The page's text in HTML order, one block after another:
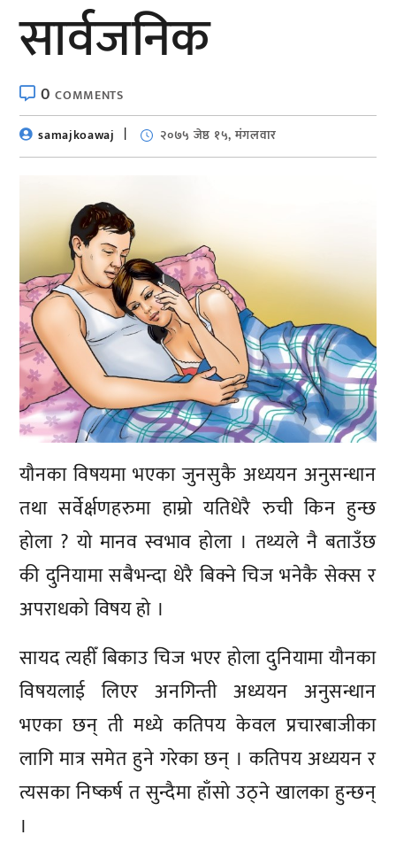
सार्वजनिक
0COMMENTS
samajkoawaj
२०७५ जेष्ठ १५, मंगलवार
यौनका विषयमा भएका जुनसुकै अध्ययन अनुसन्धान
तथा सर्वेर्क्षणहरुमा हाम्रो यतिधेरै रुची किन हुन्छ
होला ? यो मानव स्वभाव होला । तथ्यले नै बताउँछ
की दुनियामा सबैभन्दा धेरै बिक्ने चिज भनेकै सेक्स र
अपराधको विषय हो ।
सायद त्यहीँ बिकाउ चिज भएर होला दुनियामा यौनका
विषयलाई लिएर अनगिन्ती अध्ययन अनुसन्धान
भएका छन् ती मध्ये कतिपय केवल प्रचारबाजीका
लागि मात्र समेत हुने गरेका छन् । कतिपय अध्ययन र
त्यसका निष्कर्ष त सुन्दैमा हाँसो उठ्ने खालका हुन्छन्
।